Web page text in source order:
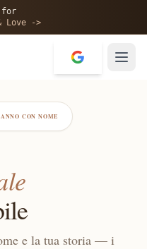
for
Love ->
CON NOME
e la tua storia — i